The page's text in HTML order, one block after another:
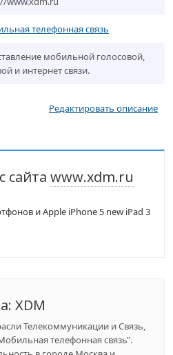
телефонная связь
мобильной голосовой,
и интернет связи.
Редактировать описание
сайта www.xdm.ru
и Apple iPhone 5 new iPad 3
XDM
Телекоммуникации и Связь,
телефонная связь".